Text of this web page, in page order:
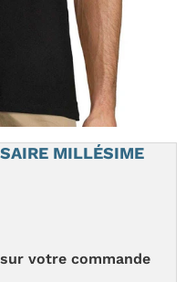
MILLÉSIME
votre commande